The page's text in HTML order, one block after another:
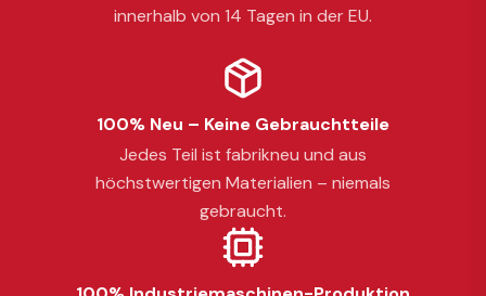
innerhalb von 14 Tagen in der EU.
100% Neu – Keine Gebrauchtteile
Jedes Teil ist fabrikneu und aus
höchstwertigen Materialien – niemals
gebraucht.